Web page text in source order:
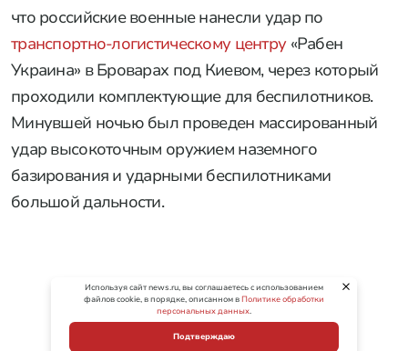
что российские военные нанесли удар по
транспортно-логистическому центру«Рабен
Украина» в Броварах под Киевом, через который
проходили комплектующие для беспилотников.
Минувшей ночью был проведен массированный
удар высокоточным оружием наземного
базирования и ударными беспилотниками
большой дальности.
Используя сайт news.ru, вы соглашаетесь с использованием
файлов cookie, в порядке, описанном вПолитике обработки
персональных данных.
Подтверждаю